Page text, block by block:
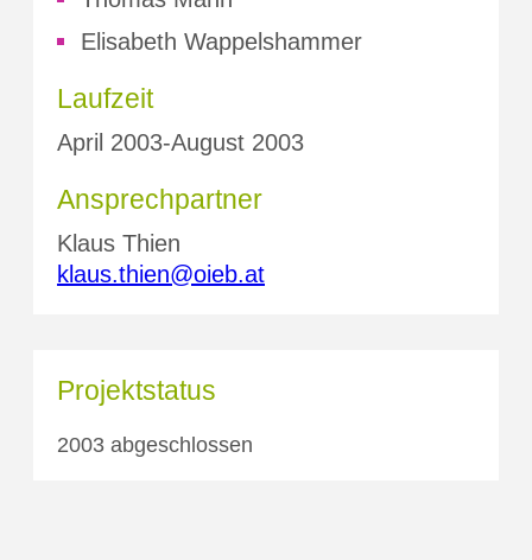
Elisabeth Wappelshammer
Laufzeit
April 2003-August 2003
Ansprechpartner
Klaus Thien
klaus.thien@oieb.at
Projektstatus
2003 abgeschlossen